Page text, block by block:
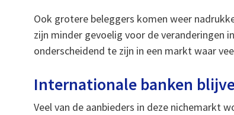
Ook grotere beleggers komen weer
zijn minder gevoelig voor de veranderingen
onderscheidend te zijn in een markt waar
Internationale banken
Veel van de aanbieders in deze nichemarkt